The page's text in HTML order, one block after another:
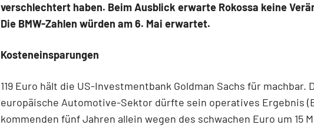
verschlechtert haben. Beim Ausblick erwarte Rokossa keine
Die BMW-Zahlen würden am 6. Mai erwartet.
Kosteneinsparungen
119 Euro hält die US-Investmentbank Goldman Sachs für machbar.
europäische Automotive-Sektor dürfte sein operatives Ergebnis
kommenden fünf Jahren allein wegen des schwachen Euro um 15